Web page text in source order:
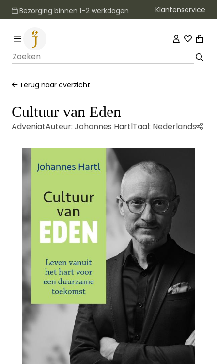
Bezorging binnen 1–2 werkdagen Klantenservice
Terug naar overzicht
Cultuur van Eden
AdveniatAuteur: Johannes HartlTaal: Nederlands